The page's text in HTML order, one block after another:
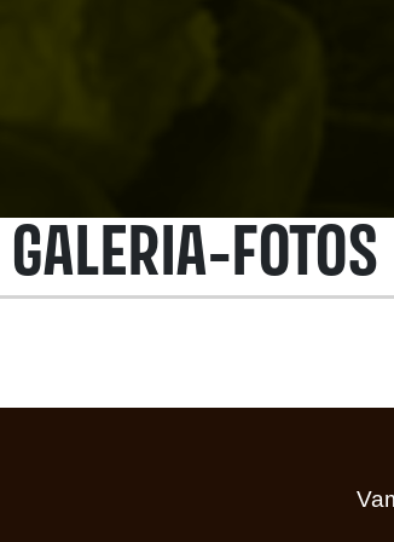
GALERIA-FOTOS